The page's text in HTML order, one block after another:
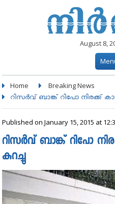
August 8,
Home Breaking News
റിസര്‍വ് ബാങ്ക് റിപോ നിരക്ക്
Published on January 15, 2015 at
റിസര്‍വ് ബാങ്ക് റിപോ
കുറച്ചു